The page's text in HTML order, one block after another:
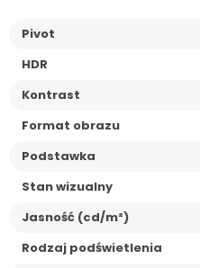
Pivot
HDR
Kontrast
Format obrazu
Podstawka
Stan wizualny
Jasność (cd/m²)
Rodzaj podświetlenia